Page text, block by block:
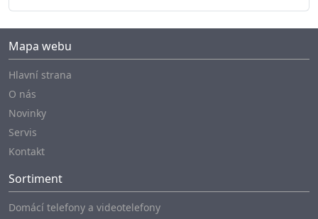
Mapa webu
Hlavní strana
O nás
Novinky
Servis
Kontakt
Sortiment
Domácí telefony a videotelefony